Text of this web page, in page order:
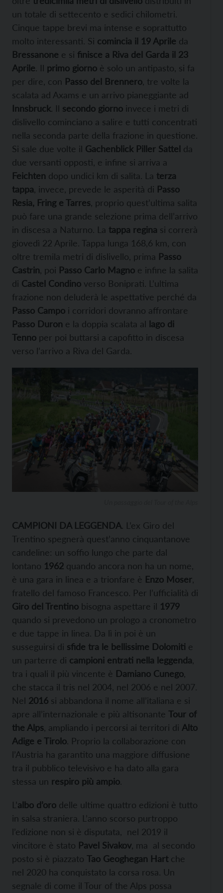
un totale di settecento e sedici chilometri.
Cinque tappe brevi ma intense e soprattutto
molto interessanti. Si comincia il 19 Aprile da
Bressanone e si finisce a Riva del Garda il 23
Aprile. Il primo giorno è solo un antipasto, si fa
per dire, con Passo del Brennero , tre volte la
scalata ad Axams e un arrivo pianeggiante ad
Innsbruck. Il secondo giorno invece i metri di
dislivello cominciano a salire e tutti concentrati
nella seconda parte della frazione in questione.
Si sale due volte il Gachenblick Piller Sattel da
due versanti opposti, e infine si arriva a
Feichten dopo undici km di salita. La terza
tappa , invece, prevede le asperità di Passo
Resia, Fring e Tarres , proprio quest’ultima salita
può fare una grande selezione prima dell’arrivo
in discesa a Naturno. La tappa regina si correrà
giovedì 22 Aprile. Tappa lunga 168,6 km, con
oltre tremila metri di dislivello, prima Passo
Castrin , poi Passo Carlo Magno e infine la salita
di Castel Condino verso Boniprati. L’ultima
frazione non deluderà le aspettative perché da
Passo Campo i corridori dovranno affrontare
Passo Duron e la doppia scalata al lago di
Tenno per poi buttarsi a capofitto in discesa
verso l’arrivo a Riva del Garda.
CAMPIONI DA LEGGENDA. L’ex Giro del
Trentino spegnerà quest’anno cinquantanove
candeline: un soffio lungo che parte dal
lontano 1962 quando ancora non ha un nome,
è una gara in linea e a trionfare è Enzo Moser
fratello del famoso Francesco. Per l’ufficialità di
Giro del Trentino bisogna aspettare il 1979
quando si prevedono un prologo a cronometro
e due tappe in linea. Da lì in poi è un
susseguirsi di sfide tra le bellissime Dolomiti e
un parterre di campioni entrati nella leggenda
tra i quali il più vincente è Damiano Cunego
che stacca il tris nel 2004, nel 2006 e nel 2007.
Nel 2016 si abbandona il nome all’italiana e si
apre all’internazionale e più altisonante Tour of
the Alps , ampliando i percorsi ai territori di Alto
Adige e Tirolo. Proprio la collaborazione con
l’Austria ha garantito una maggiore diffusione
tra il pubblico televisivo e ha dato alla gara
stessa un respiro più ampio.
L’albo d’oro delle ultime quattro edizioni è tutto
in salsa straniera. L’anno scorso purtroppo
l’edizione non si è disputata, nel 2019 il
vincitore è stato Pavel Sivakov , ma al secondo
posto si è piazzato Tao Geoghegan Hartche
nel 2020 ha conquistato la corsa rosa. Un
segnale di come il Tour of the Alps possa